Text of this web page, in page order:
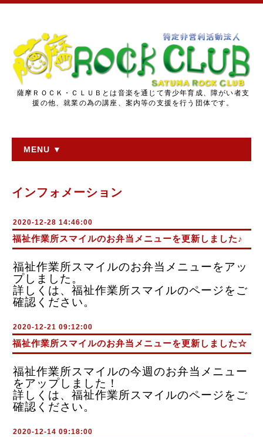
薩摩ＲＯＣＫ・ＣＬＵＢとは音楽を通じて青少年育成、障がい者支
援の他、就業の為の講座、案内等の支援を行う団体です。
MENU ▼
インフォメーション
2020-12-28 14:46:00
福祉作業所スマイルのお弁当メニューを更新しました♪
福祉作業所スマイルのお弁当メニューをアッ
プしました。
詳しくは、福祉作業所スマイルのページをご
確認ください。
2020-12-21 09:12:00
福祉作業所スマイルのお弁当メニューを更新しました☆
福祉作業所スマイルの今週のお弁当メニュー
をアップしました！
詳しくは、福祉作業所スマイルのページをご
確認ください。
2020-12-14 09:18:00